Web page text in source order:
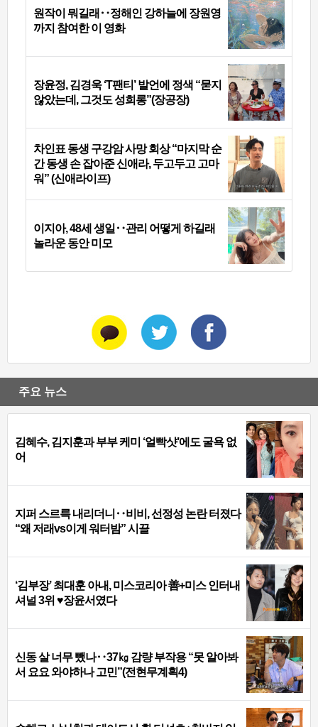
원작이 뭐길래‥정해인 강하늘에 장원영
까지 참여한 이 영화
장윤정, 김경욱 ‘T팬티’ 발언에 정색 “묻지
않았는데, 그것도 성희롱”(장공장)
차인표 동생 구강암 사망 회상 “마지막 순
간 동생 손 잡아준 신애라, 두고두고 고마
워” (신애라이프)
이지아, 48세 생일‥관리 어떻게 하길래
놀라운 동안 미모
주요 뉴스
김혜수, 김지훈과 부부 케미 ‘얼빡샷’에도 굴욕 없
어
지퍼 스르륵 내리더니‥비비, 선정성 논란 터졌다
“왜 저래vs이게 워터밤” 시끌
‘김부장’ 최대훈 아내, 미스코리아 善+미스 인터내
셔널 3위 ♥장윤서였다
신동 살 너무 뺐나‥37㎏ 감량 부작용 “못 알아봐
서 요요 와야하나 고민”(전현무계획4)